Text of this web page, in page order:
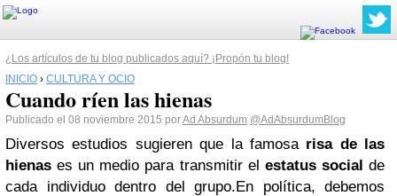
¿Los artículos de tu blog publicados aquí? ¡Propón tu blog!
INICIO › CULTURA Y OCIO
Cuando ríen las hienas
Publicado el 08 noviembre 2015 porAd Absurdum @AdAbsurdumBlog
Diversos estudios sugieren que la famosa risa de las
hienas es un medio para transmitir el estatus social de
cada individuo dentro del grupo.En política, debemos